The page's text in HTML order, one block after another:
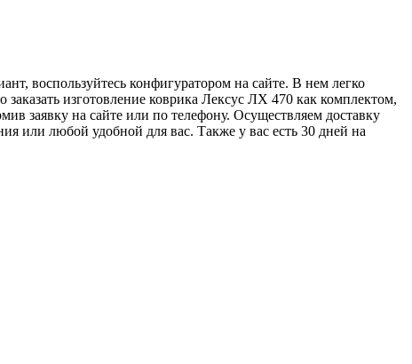
воспользуйтесь конфигуратором на сайте. В нем легко
изготовление коврика Лексус ЛХ 470 как комплектом,
заявку на сайте или по телефону. Осуществляем доставку
или любой удобной для вас. Также у вас есть 30 дней на